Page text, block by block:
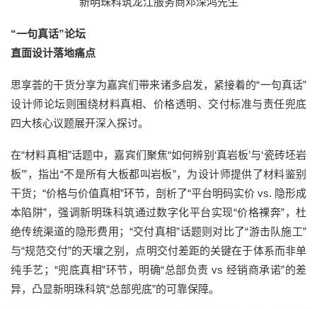
“一句真话”论坛
直面设计落地痛点
思享荟的干货分享为嘉宾们带来诸多启发，紧接着的“一句真话”
设计师论坛则围绕材料真相、价格透明、交付标准与责任兜底
四大核心议题展开深入探讨。
在“材料真相”话题中，嘉宾们聚焦“如何辨别‘真岩板’与‘瓷砖坯岩
板’”，指出“不是所有大板都叫岩板”，为设计师提供了材料鉴别
干货；“价格与价值真相”环节，剖析了“平台明码实价 vs. 隐形成
本陷阱”，强调新明珠科筑通过数字化平台实现“价格裸奔”，杜
绝传统渠道的隐形费用；“交付真相”话题则对比了“游击队施工”
与“规范交付”的天壤之别，点明交付差距的关键在于体系而非单
纯手艺；“兜底真相”环节，明确“总部负责 vs 经销商承诺”的差
异，凸显新明珠科筑“总部兜底”的可靠保障。